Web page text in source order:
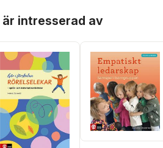
intresserad av